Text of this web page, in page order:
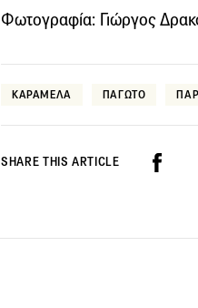
Φωτογραφία: Γιώργος
ΚΑΡΑΜΕΛΑ ΠΑΓΩΤΟ
SHARE THIS ARTICLE